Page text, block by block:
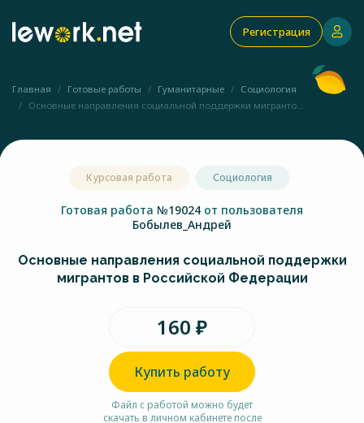
Регистрация
Главная Готовые работы Гуманитарные
Социология
Основные направления социальной поддержки мигранто...
Курсовая работа Социология
Готовая работа №19024 от пользователя
Бобылев_Андрей
Основные направления социальной поддержки
мигрантов в Российской Федерации
160 ₽
Купить работу
Файл с работой можно будет
скачать в личном кабинете после